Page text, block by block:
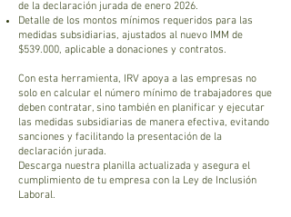
de la declaración jurada de enero 2026.
Detalle de los montos mínimos requeridos para las
medidas subsidiarias, ajustados al nuevo IMM de
$539.000, aplicable a donaciones y contratos.
Con esta herramienta, IRV apoya a las empresas no
solo en calcular el número mínimo de trabajadores que
deben contratar, sino también en planificar y ejecutar
las medidas subsidiarias de manera efectiva, evitando
sanciones y facilitando la presentación de la
declaración jurada.
Descarga nuestra planilla actualizada y asegura el
cumplimiento de tu empresa con la Ley de Inclusión
Laboral.